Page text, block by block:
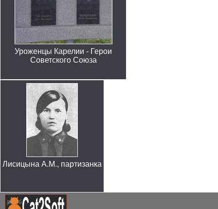
Уроженцы Карелии - Герои
Советского Союза
Лисицына А.М., партизанка